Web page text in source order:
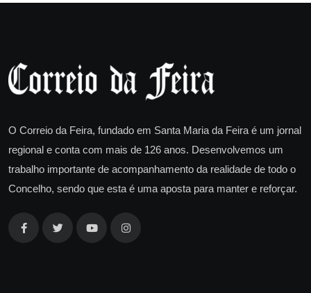
O Correio da Feira, fundado em Santa Maria da Feira é um jornal
regional e conta com mais de 126 anos. Desenvolvemos um
trabalho importante de acompanhamento da realidade de todo o
Concelho, sendo que esta é uma aposta para manter e reforçar.